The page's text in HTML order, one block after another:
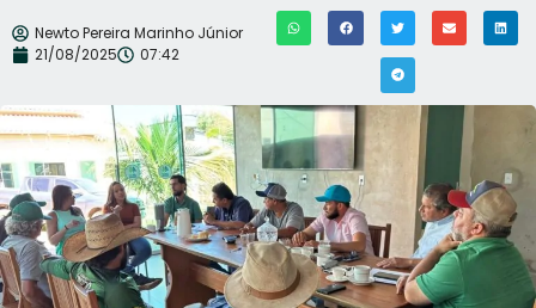
Newto Pereira Marinho Júnior
21/08/2025
07:42